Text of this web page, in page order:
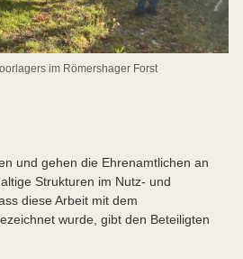
im Römershager Forst
und gehen die Ehrenamtlichen an
Strukturen im Nutz- und
diese Arbeit mit dem
wurde, gibt den Beteiligten